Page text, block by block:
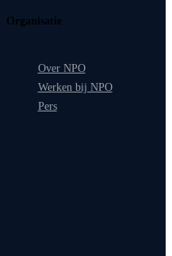
Organisatie
Over NPO
Werken bij NPO
Pers